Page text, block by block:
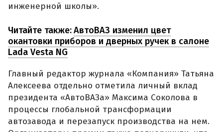
инженерной школы».
Читайте также:АвтоВАЗ изменил цвет
окантовки приборов и дверных ручек в салоне
Lada Vesta NG
Главный редактор журнала «Компания» Татьяна
Алексеева отдельно отметила личный вклад
президента «АвтоВАЗа» Максима Соколова в
процессы глобальной трансформации
автозавода и перезапуск производства на нем.